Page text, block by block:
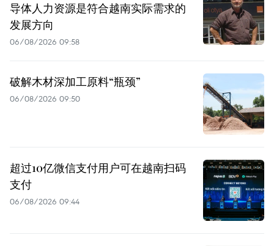
导体人力资源是符合越南实际需求的
发展方向
06/08/2026 09:58
破解木材深加工原料“瓶颈”
06/08/2026 09:50
超过10亿微信支付用户可在越南扫码
支付
06/08/2026 09:44